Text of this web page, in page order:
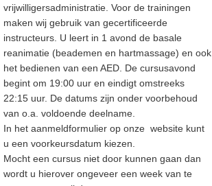
vrijwilligersadministratie. Voor de trainingen
maken wij gebruik van gecertificeerde
instructeurs. U leert in 1 avond de basale
reanimatie (beademen en hartmassage) en ook
het bedienen van een AED. De cursusavond
begint om 19:00 uur en eindigt omstreeks
22:15 uur. De datums zijn onder voorbehoud
van o.a. voldoende deelname.
In het aanmeldformulier op onze website kunt
u een voorkeursdatum kiezen.
Mocht een cursus niet door kunnen gaan dan
wordt u hierover ongeveer een week van te